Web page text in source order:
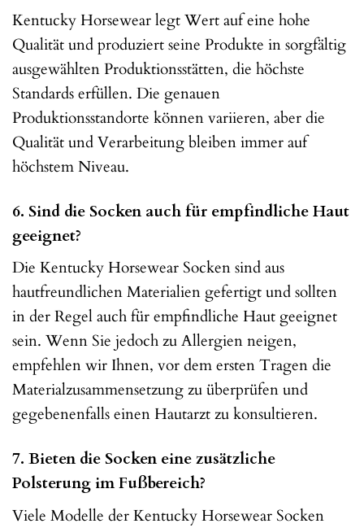
Kentucky Horsewear legt Wert auf eine hohe
Qualität und produziert seine Produkte in sorgfältig
ausgewählten Produktionsstätten, die höchste
Standards erfüllen. Die genauen
Produktionsstandorte können variieren, aber die
Qualität und Verarbeitung bleiben immer auf
höchstem Niveau.
6. Sind die Socken auch für empfindliche Haut
geeignet?
Die Kentucky Horsewear Socken sind aus
hautfreundlichen Materialien gefertigt und sollten
in der Regel auch für empfindliche Haut geeignet
sein. Wenn Sie jedoch zu Allergien neigen,
empfehlen wir Ihnen, vor dem ersten Tragen die
Materialzusammensetzung zu überprüfen und
gegebenenfalls einen Hautarzt zu konsultieren.
7. Bieten die Socken eine zusätzliche
Polsterung im Fußbereich?
Viele Modelle der Kentucky Horsewear Socken